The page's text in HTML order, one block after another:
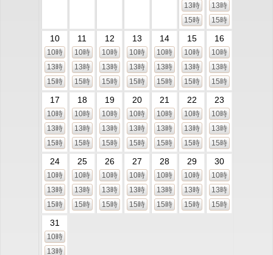
13時
15時
13時
15時
10
10時
13時
15時
11
10時
13時
15時
12
10時
13時
15時
13
10時
13時
15時
14
10時
13時
15時
15
10時
13時
15時
16
10時
13時
15時
17
10時
13時
15時
18
10時
13時
15時
19
10時
13時
15時
20
10時
13時
15時
21
10時
13時
15時
22
10時
13時
15時
23
10時
13時
15時
24
10時
13時
15時
25
10時
13時
15時
26
10時
13時
15時
27
10時
13時
15時
28
10時
13時
15時
29
10時
13時
15時
30
10時
13時
15時
31
10時
13時